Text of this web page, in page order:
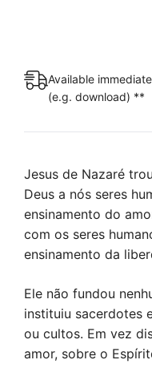
Available
(e.g. download) **
Jesus de Nazaré
Deus a nós seres
ensinamento do
com os seres
ensinamento da
Ele não fundou
instituiu sacerdotes
ou cultos. Em vez
amor, sobre o